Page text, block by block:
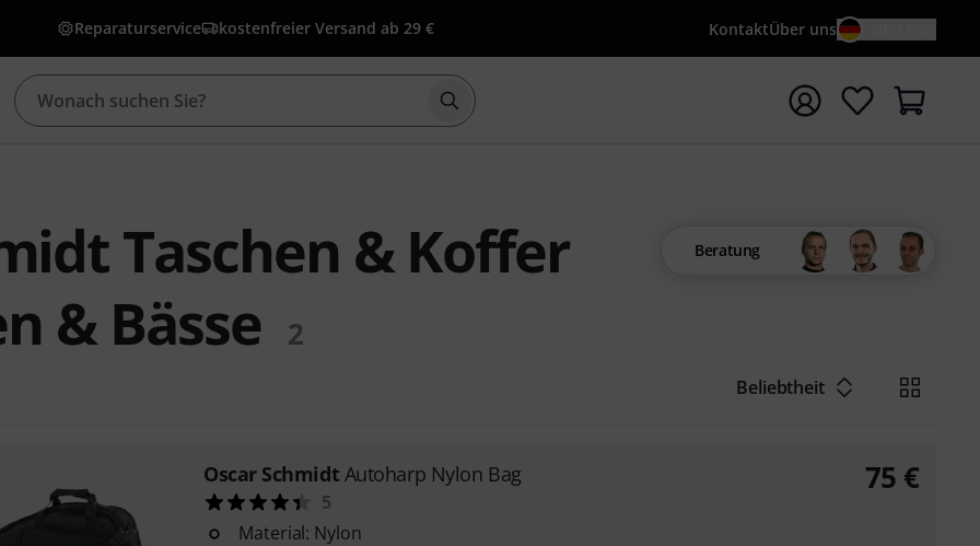
Reparaturservice kostenfreier Versand ab 29 € KontaktÜber uns
Suche mit Suchwort {searchTerm} starten
Taschen & Koffer
& Bässe
2
Beratung
Beliebtheit
Oscar Schmidt Autoharp Nylon Bag
5
Material: Nylon
75 €